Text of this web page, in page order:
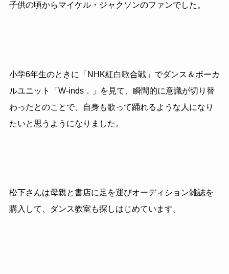
子供の頃からマイケル・ジャクソンのファンでした。
小学6年生のときに「NHK紅白歌合戦」でダンス＆ボーカ
ルユニット「W-inds．」を見て、瞬間的に意識が切り替
わったとのことで、自身も歌って踊れるような人になり
たいと思うようになりました。
松下さんは母親と書店に足を運びオーディション雑誌を
購入して、ダンス教室も探しはじめています。